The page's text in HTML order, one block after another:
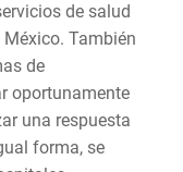
de salud
También
de
oportunamente
una respuesta
forma, se